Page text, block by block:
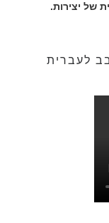
של יצירות.